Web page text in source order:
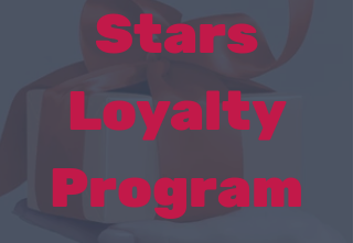
Stars
Loyalty
Program